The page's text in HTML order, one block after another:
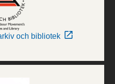
och bibliotek